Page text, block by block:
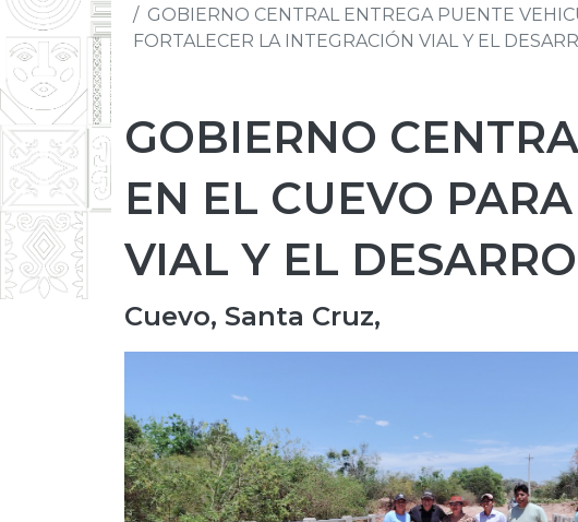
GOBIERNO CENTRAL ENTREGA PUENTE
FORTALECER LA INTEGRACIÓN VIAL Y EL
GOBIERNO
EN EL CUEVO
VIAL Y EL
Cuevo, Santa Cruz,